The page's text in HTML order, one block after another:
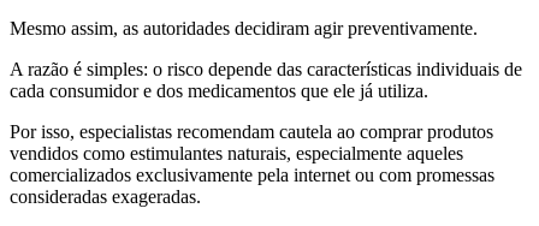
Mesmo assim, as autoridades decidiram agir preventivamente.
A razão é simples: o risco depende das características individuais de
cada consumidor e dos medicamentos que ele já utiliza.
Por isso, especialistas recomendam cautela ao comprar produtos
vendidos como estimulantes naturais, especialmente aqueles
comercializados exclusivamente pela internet ou com promessas
consideradas exageradas.